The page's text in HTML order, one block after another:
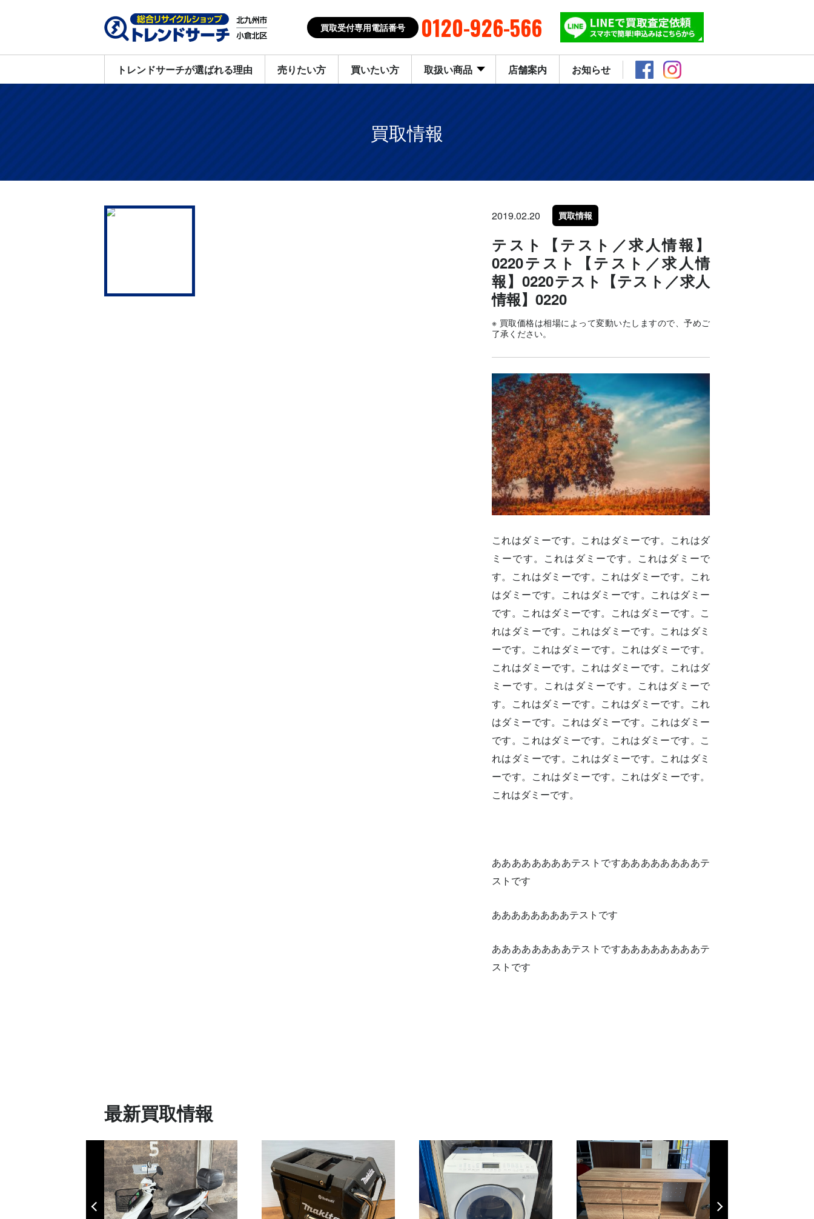
買取受付専用電話番号 0120-926-566
トレンドサーチが選ばれる理由 売りたい方 買いたい方 取扱い商品 店舗案内 お知らせ
買取情報
2019.02.20 買取情報
テスト【テスト／求人情報】
0220テスト【テスト／求人情
報】0220テスト【テスト／求人
情報】0220
※ 買取価格は相場によって変動いたしますので、予めご
了承ください。
これはダミーです。これはダミーです。これはダ
ミーです。これはダミーです。これはダミーで
す。これはダミーです。これはダミーです。これ
はダミーです。これはダミーです。これはダミー
です。これはダミーです。これはダミーです。こ
れはダミーです。これはダミーです。これはダミ
ーです。これはダミーです。これはダミーです。
これはダミーです。これはダミーです。これはダ
ミーです。これはダミーです。これはダミーで
す。これはダミーです。これはダミーです。これ
はダミーです。これはダミーです。これはダミー
です。これはダミーです。これはダミーです。こ
れはダミーです。これはダミーです。これはダミ
ーです。これはダミーです。これはダミーです。
これはダミーです。
ああああああああテストですああああああああテ
ストです
ああああああああテストです
ああああああああテストですああああああああテ
ストです
最新買取情報